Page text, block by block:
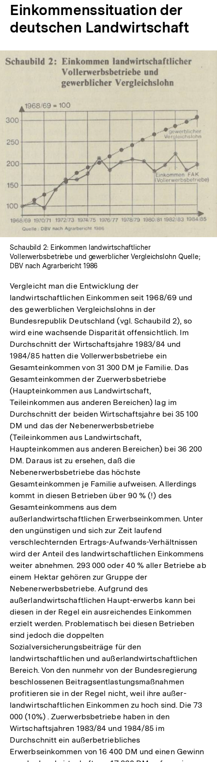
Einkommenssituation der
deutschen Landwirtschaft
Lightbox
öffnen
Schaubild 2: Einkommen landwirtschaftlicher
Vollerwerbsbetriebe und gewerblicher Vergleichslohn Quelle;
DBV nach Agrarbericht 1986
Vergleicht man die Entwicklung der
landwirtschaftlichen Einkommen seit 1968/69 und
des gewerblichen Vergleichslohns in der
Bundesrepublik Deutschland (vgl. Schaubild 2), so
wird eine wachsende Disparität offensichtlich. Im
Durchschnitt der Wirtschaftsjahre 1983/84 und
1984/85 hatten die Vollerwerbsbetriebe ein
Gesamteinkommen von 31 300 DM je Familie. Das
Gesamteinkommen der Zuerwerbsbetriebe
(Haupteinkommen aus Landwirtschaft,
Teileinkommen aus anderen Bereichen) lag im
Durchschnitt der beiden Wirtschaftsjahre bei 35 100
DM und das der Nebenerwerbsbetriebe
(Teileinkommen aus Landwirtschaft,
Haupteinkommen aus anderen Bereichen) bei 36 200
DM. Daraus ist zu ersehen, daß die
Nebenerwerbsbetriebe das höchste
Gesamteinkommen je Familie aufweisen. Allerdings
kommt in diesen Betrieben über 90 % (!) des
Gesamteinkommens aus dem
außerlandwirtschaftlichen Erwerbseinkommen. Unter
den ungünstigen und sich zur Zeit laufend
verschlechternden Ertrags-Aufwands-Verhältnissen
wird der Anteil des landwirtschaftlichen Einkommens
weiter abnehmen. 293 000 oder 40 % aller Betriebe ab
einem Hektar gehören zur Gruppe der
Nebenerwerbsbetriebe. Aufgrund des
außerlandwirtschaftlichen Haupt-erwerbs kann bei
diesen in der Regel ein ausreichendes Einkommen
erzielt werden. Problematisch bei diesen Betrieben
sind jedoch die doppelten
Sozialversicherungsbeiträge für den
landwirtschaftlichen und außerlandwirtschaftlichen
Bereich. Von den nunmehr von der Bundesregierung
beschlossenen Beitragsentlastungsmaßnahmen
profitieren sie in der Regel nicht, weil ihre außer-
landwirtschaftlichen Einkommen zu hoch sind. Die 73
000 (10%) . Zuerwerbsbetriebe haben in den
Wirtschaftsjahren 1983/84 und 1984/85 im
Durchschnitt ein außerbetriebliches
Erwerbseinkommen von 16 400 DM und einen Gewinn
Zum